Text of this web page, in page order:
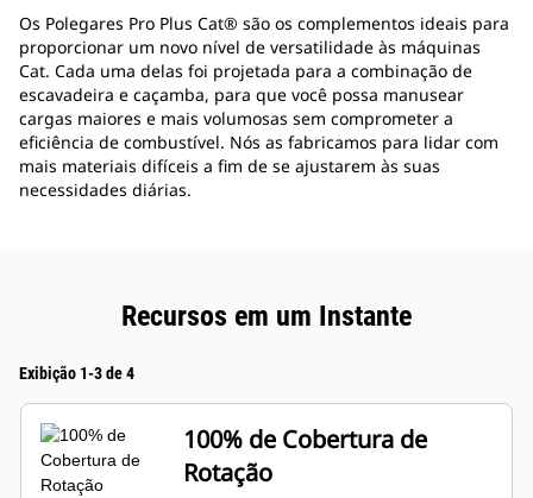
Os Polegares Pro Plus Cat® são os complementos ideais para
proporcionar um novo nível de versatilidade às máquinas
Cat. Cada uma delas foi projetada para a combinação de
escavadeira e caçamba, para que você possa manusear
cargas maiores e mais volumosas sem comprometer a
eficiência de combustível. Nós as fabricamos para lidar com
mais materiais difíceis a fim de se ajustarem às suas
necessidades diárias.
Recursos em um Instante
Exibição 1-3 de 4
100% de Cobertura de
Rotação